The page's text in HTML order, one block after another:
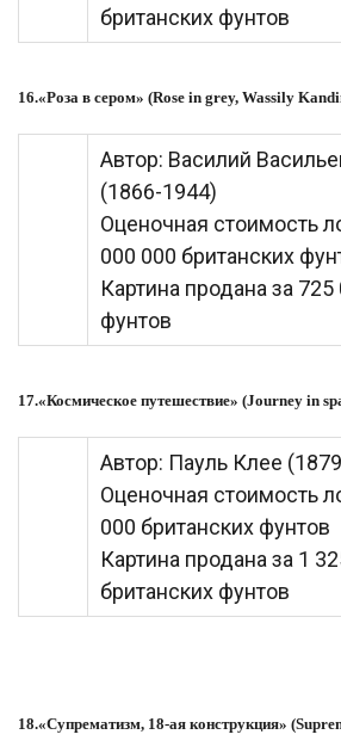
британских фунтов
16.«Роза в сером» (Rose in grey, Wassily
Автор: Василий
(1866-1944)
Оценочная стоимость
000 000 британских
Картина продана за
фунтов
17.«Космическое путешествие» (Journey in
Автор: Пауль Клее
Оценочная стоимость
000 британских фунтов
Картина продана за 1
британских фунтов
18.«Супрематизм, 18-ая конструкция»